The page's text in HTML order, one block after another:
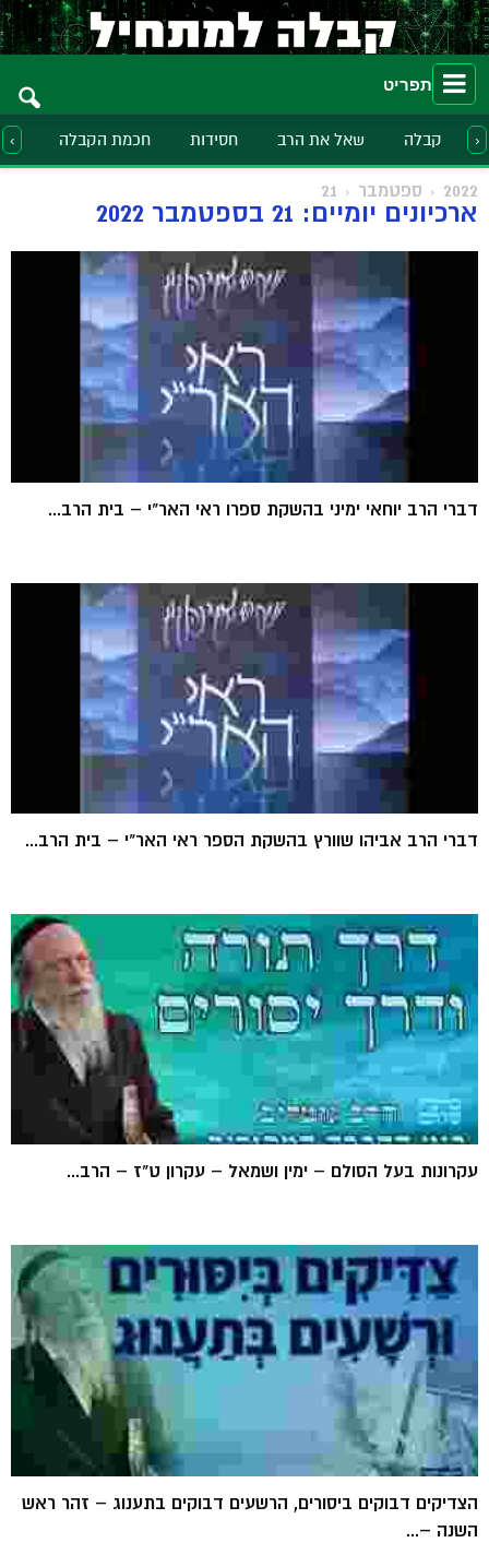
תפריט
קבלה שאל את הרב חסידות חכמת הקבלה ›
‹
2022 ספטמבר 21
ארכיונים יומיים: 21 בספטמבר 2022
דברי הרב יוחאי ימיני בהשקת ספרו ראי האר"י – בית הרב...
דברי הרב אביהו שוורץ בהשקת הספר ראי האר"י – בית הרב...
עקרונות בעל הסולם – ימין ושמאל – עקרון ט"ז – הרב...
הצדיקים דבוקים ביסורים, הרשעים דבוקים בתענוג – זהר ראש
השנה –...